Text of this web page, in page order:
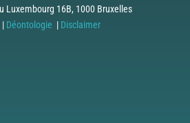
Luxembourg 16B, 1000 Bruxelles
| Déontologie | Disclaimer